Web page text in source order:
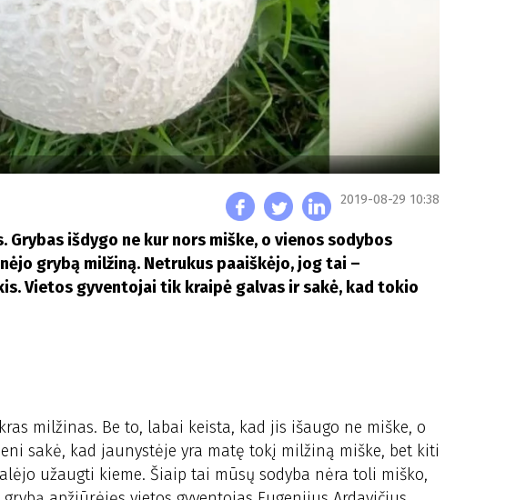
2019-08-29 10:38
išdygo ne kur nors miške, o vienos sodybos
grybą milžiną. Netrukus paaiškėjo, jog tai –
Vietos gyventojai tik kraipė galvas ir sakė, kad tokio
milžinas. Be to, labai keista, kad jis išaugo ne miške, o
sakė, kad jaunystėje yra matę tokį milžiną miške, bet kiti
užaugti kieme. Šiaip tai mūsų sodyba nėra toli miško,